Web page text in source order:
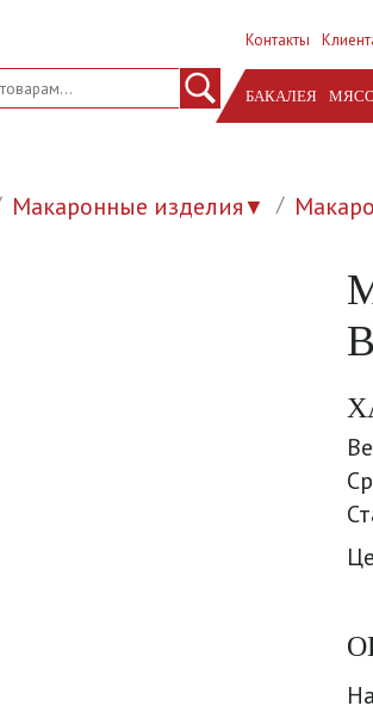
Контакты
БАКАЛЕЯ
Макаронные изделия▼